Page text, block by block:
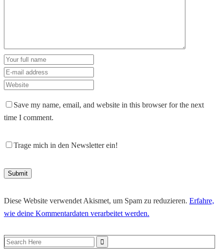
Save my name, email, and website in this browser for the next
time I comment.
Trage mich in den Newsletter ein!
Diese Website verwendet Akismet, um Spam zu reduzieren. Erfahre,
wie deine Kommentardaten verarbeitet werden.